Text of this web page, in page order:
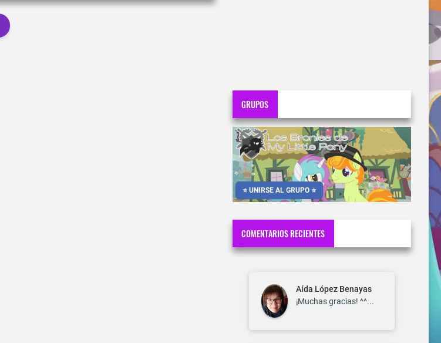
GRUPOS
⭐ UNIRSE AL GRUPO ⭐
COMENTARIOS RECIENTES
Aída López Benayas
¡Muchas gracias! ^^...